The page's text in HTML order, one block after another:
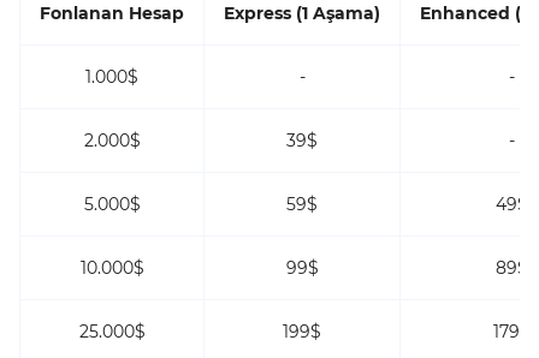
Fonlanan Hesap Express (1 Aşama) Enhanced (2
1.000$ - -
2.000$ 39$ -
5.000$ 59$ 49$
10.000$ 99$ 89$
25.000$ 199$ 179$